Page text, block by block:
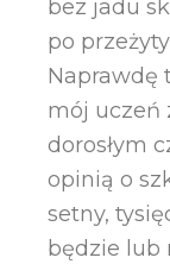
bez jadu
po
Naprawdę
mój uczeń
dorosłym
opinią o
setny,
będzie lub